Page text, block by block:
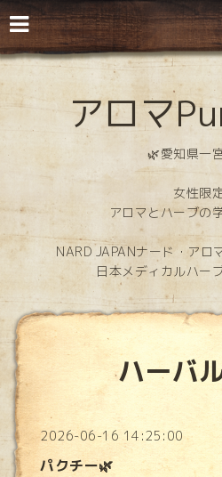
アロマ
🌿愛知県一
女性限
アロマとハーブの
NARD JAPANナード・アロ
日本メディカルハー
ハーバ
2026-06-16 14:25:00
パクチー🌿